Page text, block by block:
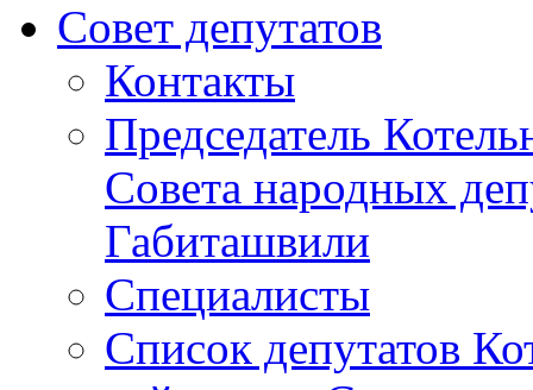
Совет депутатов
Контакты
Председатель
Совета народных
Габиташвили
Специалисты
Список депутатов